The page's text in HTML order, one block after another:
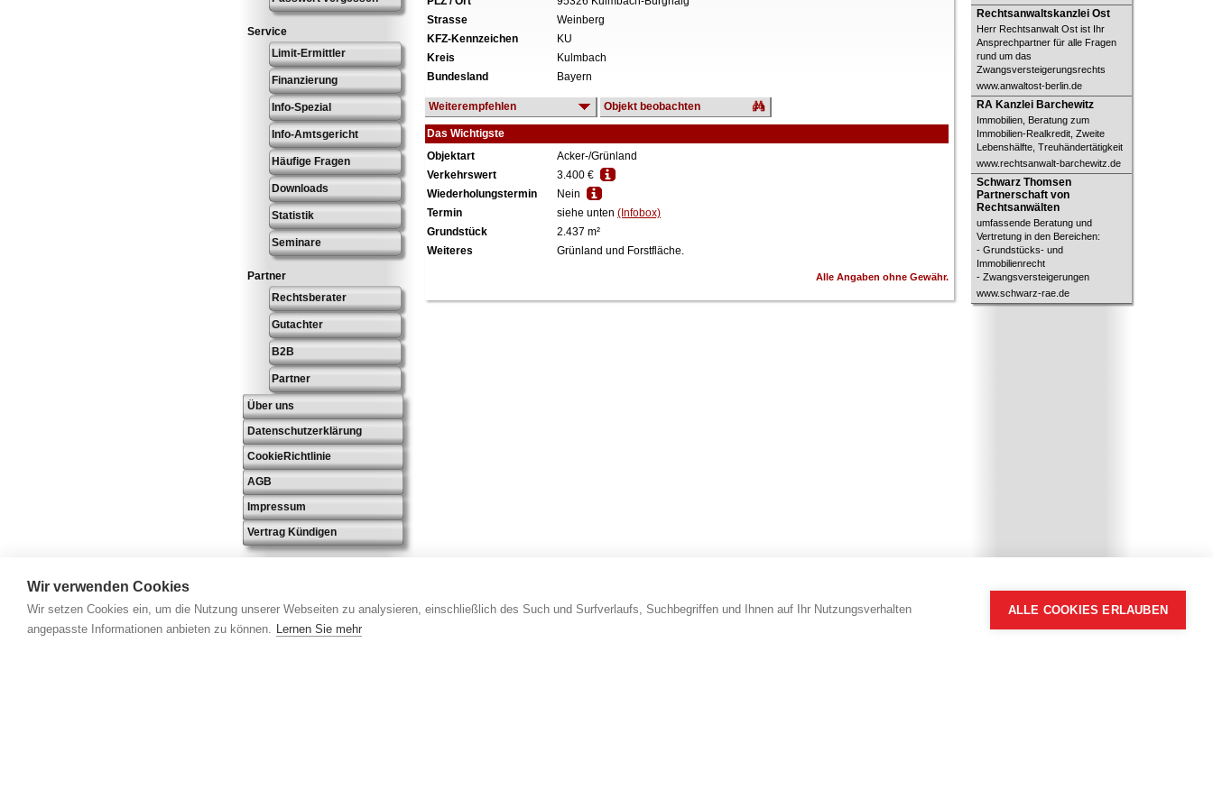
Wir verwenden Cookies
Wir setzen Cookies ein, um die Nutzung unserer Webseiten zu analysieren, einschließlich des Such und Surfverlaufs, Suchbegriffen und Ihnen auf Ihr Nutzungsverhalten
angepasste Informationen anbieten zu können. Lernen Sie mehr
ALLE COOKIES ERLAUBEN
Service
Limit-Ermittler
Finanzierung
Info-Spezial
Info-Amtsgericht
Häufige Fragen
Downloads
Statistik
Seminare
Partner
Rechtsberater
Gutachter
B2B
Partner
Über uns
Datenschutzerklärung
CookieRichtlinie
AGB
Impressum
Vertrag Kündigen
Strasse
Weinberg
KFZ-Kennzeichen
KU
Kreis
Kulmbach
Bundesland
Bayern
Weiterempfehlen Objekt beobachten
Das Wichtigste
Objektart
Acker-/Grünland
Verkehrswert
3.400 €
Wiederholungstermin
Nein
Termin
siehe unten(Infobox)
Grundstück
2.437 m²
Weiteres
Grünland und Forstfläche.
Alle Angaben ohne Gewähr.
Rechtsanwaltskanzlei Ost
Rechtsanwaltskanzlei Ost
Herr Rechtsanwalt Ost ist Ihr
Ansprechpartner für alle Fragen
rund um das
Zwangsversteigerungsrechts
www.anwaltost-berlin.de
RA Kanzlei Barchewitz
RA Kanzlei Barchewitz
Immobilien, Beratung zum
Immobilien-Realkredit, Zweite
Lebenshälfte, Treuhändertätigkeit
www.rechtsanwalt-barchewitz.de
Schwarz Thomsen Partnerschaft
von Rechtsanwälten
Schwarz Thomsen
Partnerschaft von
Rechtsanwälten
umfassende Beratung und
Vertretung in den Bereichen:
- Grundstücks- und
Immobilienrecht
- Zwangsversteigerungen
www.schwarz-rae.de